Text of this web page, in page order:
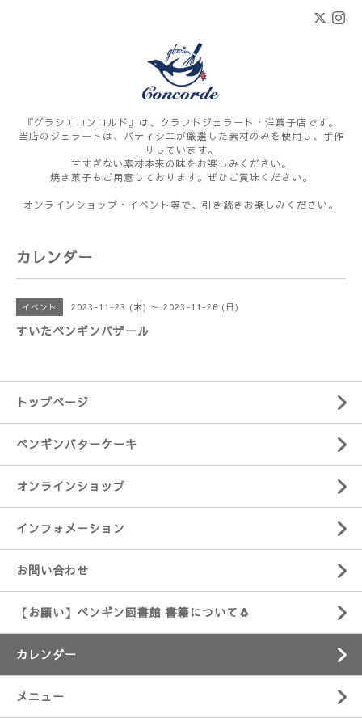
『グラシエコンコルド』は、クラフトジェラート・洋菓子店です。
当店のジェラートは、パティシエが厳選した素材のみを使用し、手作
りしています。
甘すぎない素材本来の味をお楽しみください。
焼き菓子もご用意しております。ぜひご賞味ください。
オンラインショップ・イベント等で、引き続きお楽しみください。
カレンダー
イベント 2023-11-23 (木) ～ 2023-11-26 (日)
すいたペンギンバザール
トップページ
ペンギンバターケーキ
オンラインショップ
インフォメーション
お問い合わせ
【お願い】ペンギン図書館 書籍について🐧
カレンダー
メニュー